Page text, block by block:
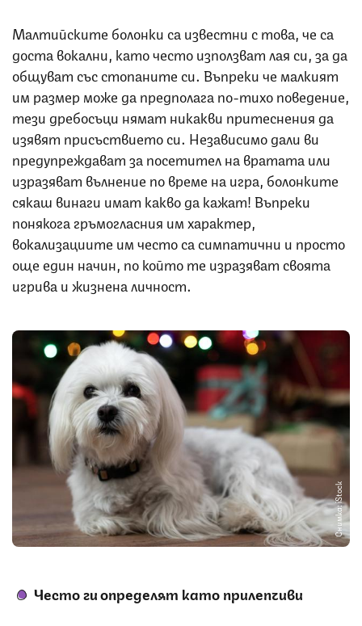
Малтийските болонки са известни с това, че са
доста вокални, като често използват лая си, за да
общуват със стопаните си. Въпреки че малкият
им размер може да предполага по-тихо поведение,
тези дребосъци нямат никакви притеснения да
изявят присъствието си. Независимо дали ви
предупреждават за посетител на вратата или
изразяват вълнение по време на игра, болонките
сякаш винаги имат какво да кажат! Въпреки
понякога гръмогласния им характер,
вокализациите им често са симпатични и просто
още един начин, по който те изразяват своята
игрива и жизнена личност.
Снимка: iStock
Често ги определят като прилепчиви